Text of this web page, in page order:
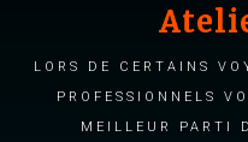
Lors de certains
professionnels
meilleur parti